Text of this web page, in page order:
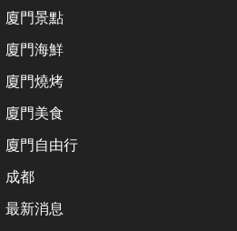
廈門景點
廈門海鮮
廈門燒烤
廈門美食
廈門自由行
成都
最新消息